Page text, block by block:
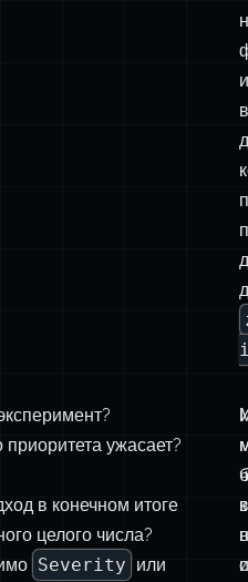
и
ужасает?
в конечном итоге
целого числа?
Severity или
в